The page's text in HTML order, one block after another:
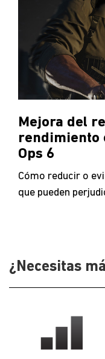
Mejora del
rendimiento
Ops 6
Cómo reducir o
que pueden
¿Necesitas